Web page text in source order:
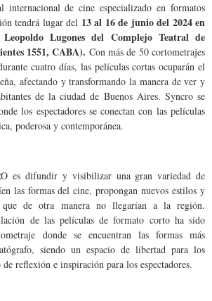
internacional de cine especializado en formatos
tendrá lugar del 13 al 16 de junio del 2024 en
Lugones del Complejo Teatral de
1551, CABA). Con más de 50 cortometrajes
cuatro días, las películas cortas ocuparán el
afectando y transformando la manera de ver y
de la ciudad de Buenos Aires. Syncro se
los espectadores se conectan con las películas
poderosa y contemporánea.
es difundir y visibilizar una gran variedad de
las formas del cine, propongan nuevos estilos y
que de otra manera no llegarían a la región.
de las películas de formato corto ha sido
donde se encuentran las formas más
siendo un espacio de libertad para los
reflexión e inspiración para los espectadores.